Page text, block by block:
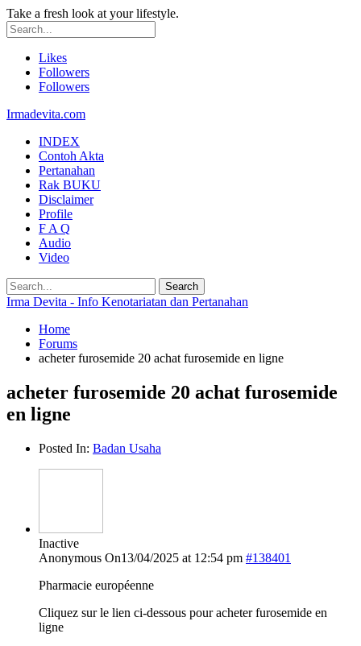
Take a fresh look at your lifestyle.
Likes
Followers
Followers
Irmadevita.com
INDEX
Contoh Akta
Pertanahan
Rak BUKU
Disclaimer
Profile
F A Q
Audio
Video
Irma Devita - Info Kenotariatan dan Pertanahan
Home
Forums
acheter furosemide 20 achat furosemide en ligne
acheter furosemide 20 achat furosemide
en ligne
Posted In: Badan Usaha
Inactive
Anonymous On13/04/2025 at 12:54 pm #138401
Pharmacie européenne
Cliquez sur le lien ci-dessous pour acheter furosemide en
ligne